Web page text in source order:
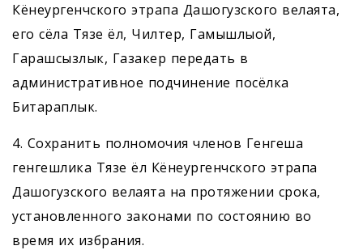
Кёнеургенчского этрапа Дашогузского велаята,
его сёла Тязе ёл, Чилтер, Гамышлыой,
Гарашсызлык, Газакер передать в
административное подчинение посёлка
Битараплык.
4. Сохранить полномочия членов Генгеша
генгешлика Тязе ёл Кёнеургенчского этрапа
Дашогузского велаята на протяжении срока,
установленного законами по состоянию во
время их избрания.